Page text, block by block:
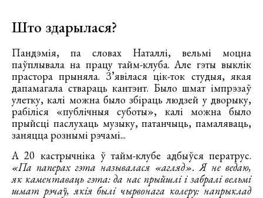
Што здарылася?
Пандэмія, па словах Наталлі, вельмі моцна
паўплывала на працу тайм-клуба. Але гэты выклік
прастора прыняла. З’явілася цік-ток студыя, якая
дапамагала ствараць кантэнт. Было шмат імпрэзаў
улетку, калі можна было збіраць людзей у дворыку,
рабіліся «публічныя суботы», калі можна было
прыйсці паслухаць музыку, патанчыць, памаляваць,
заняцца рознымі рэчамі...
А 20 кастрычніка ў тайм-клубе адбыўся ператрус.
«Па паперах гэта называлася «агляд». Я не ведаю,
як каментаваць гэта: да нас прыйшлі і забралі вельмі
шмат рэчаў, якія былі чырвонага колеру: напрыклад